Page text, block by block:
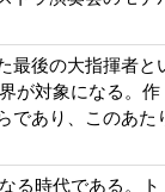
最後の大指揮者と
が対象になる。作
であり、このあた
る時代である。ト